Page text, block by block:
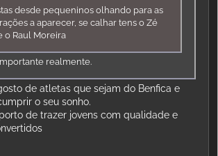
desde pequeninos olhando para as
a aparecer, se calhar tens o Zé
o Raul Moreira
realmente.
de atletas que sejam do Benfica e
o seu sonho.
de trazer jovens com qualidade e